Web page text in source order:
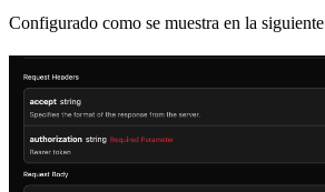
Configurado como se muestra en la